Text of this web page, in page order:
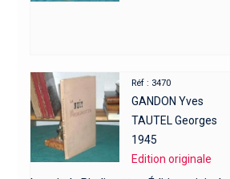
Réf : 3470
GANDON Yves
TAUTEL Georges
1945
Edition originale